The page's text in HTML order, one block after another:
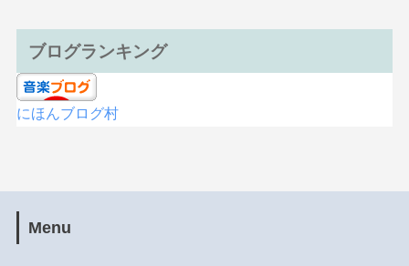
ブログランキング
にほんブログ村
Menu